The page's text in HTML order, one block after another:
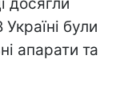
досягли
були
апарати та